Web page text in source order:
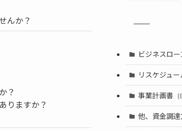
んか？
？
りますか？
ビジネスロー
リスケジュー
事業計画書
他、資金調達